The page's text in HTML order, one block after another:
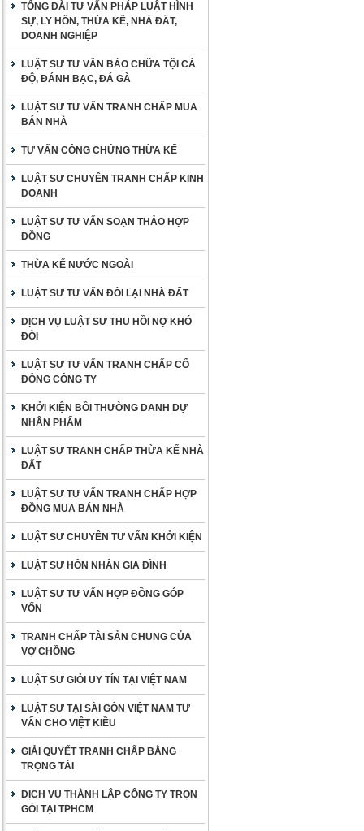
TỔNG ĐÀI TƯ VẤN PHÁP LUẬT HÌNH
SỰ, LY HÔN, THỪA KẾ, NHÀ ĐẤT,
DOANH NGHIỆP
LUẬT SƯ TƯ VẤN BÀO CHỮA TỘI CÁ
ĐỘ, ĐÁNH BẠC, ĐÁ GÀ
LUẬT SƯ TƯ VẤN TRANH CHẤP MUA
BÁN NHÀ
TƯ VẤN CÔNG CHỨNG THỪA KẾ
LUẬT SƯ CHUYÊN TRANH CHẤP KINH
DOANH
LUẬT SƯ TƯ VẤN SOẠN THẢO HỢP
ĐỒNG
THỪA KẾ NƯỚC NGOÀI
LUẬT SƯ TƯ VẤN ĐÒI LẠI NHÀ ĐẤT
DỊCH VỤ LUẬT SƯ THU HỒI NỢ KHÓ
ĐÒI
LUẬT SƯ TƯ VẤN TRANH CHẤP CỔ
ĐÔNG CÔNG TY
KHỞI KIỆN BỒI THƯỜNG DANH DỰ
NHÂN PHẨM
LUẬT SƯ TRANH CHẤP THỪA KẾ NHÀ
ĐẤT
LUẬT SƯ TƯ VẤN TRANH CHẤP HỢP
ĐỒNG MUA BÁN NHÀ
LUẬT SƯ CHUYÊN TƯ VẤN KHỞI KIỆN
LUẬT SƯ HÔN NHÂN GIA ĐÌNH
LUẬT SƯ TƯ VẤN HỢP ĐỒNG GÓP
VỐN
TRANH CHẤP TÀI SẢN CHUNG CỦA
VỢ CHỒNG
LUẬT SƯ GIỎI UY TÍN TẠI VIỆT NAM
LUẬT SƯ TẠI SÀI GÒN VIỆT NAM TƯ
VẤN CHO VIỆT KIỀU
GIẢI QUYẾT TRANH CHẤP BẰNG
TRỌNG TÀI
DỊCH VỤ THÀNH LẬP CÔNG TY TRỌN
GÓI TẠI TPHCM